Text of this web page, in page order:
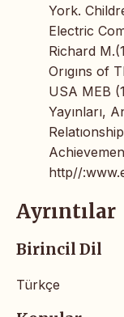
York.
Electric
Richard
Orıgıns of
USA MEB
Yayınları,
http//
Ayrıntılar
Birincil Dil
Türkçe